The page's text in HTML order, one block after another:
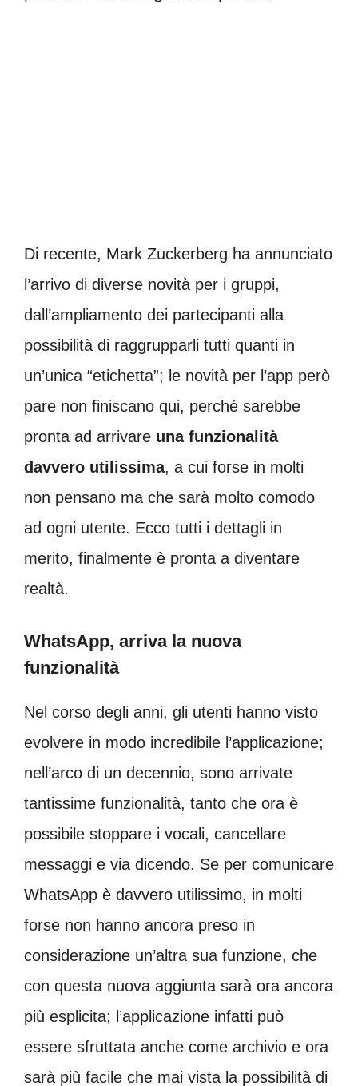
Di recente, Mark Zuckerberg ha annunciato
l’arrivo di diverse novità per i gruppi,
dall’ampliamento dei partecipanti alla
possibilità di raggrupparli tutti quanti in
un’unica “etichetta”; le novità per l’app però
pare non finiscano qui, perché sarebbe
pronta ad arrivare una funzionalità
davvero utilissima, a cui forse in molti
non pensano ma che sarà molto comodo
ad ogni utente. Ecco tutti i dettagli in
merito, finalmente è pronta a diventare
realtà.
WhatsApp, arriva la nuova
funzionalità
Nel corso degli anni, gli utenti hanno visto
evolvere in modo incredibile l’applicazione;
nell’arco di un decennio, sono arrivate
tantissime funzionalità, tanto che ora è
possibile stoppare i vocali, cancellare
messaggi e via dicendo. Se per comunicare
WhatsApp è davvero utilissimo, in molti
forse non hanno ancora preso in
considerazione un’altra sua funzione, che
con questa nuova aggiunta sarà ora ancora
più esplicita; l’applicazione infatti può
essere sfruttata anche come archivio e ora
sarà più facile che mai vista la possibilità di